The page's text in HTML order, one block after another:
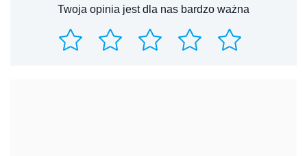
Twoja opinia jest dla nas bardzo ważna